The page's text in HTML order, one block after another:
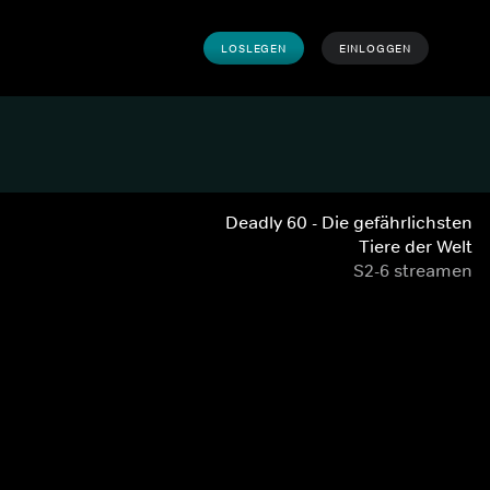
LOSLEGEN EINLOGGEN
Deadly 60 - Die gefährlichsten
Tiere der Welt
S2-6 streamen